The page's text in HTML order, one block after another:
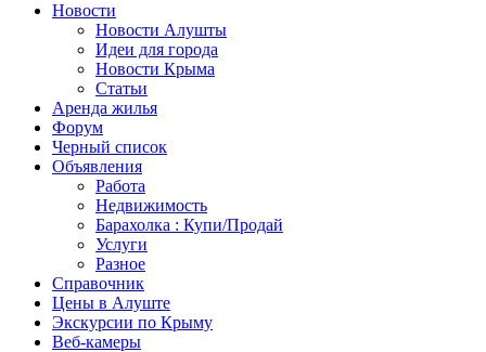
Новости
Новости Алушты
Идеи для города
Новости Крыма
Статьи
Аренда жилья
Форум
Черный список
Объявления
Работа
Недвижимость
Барахолка : Купи/Продай
Услуги
Разное
Справочник
Цены в Алуште
Экскурсии по Крыму
Веб-камеры